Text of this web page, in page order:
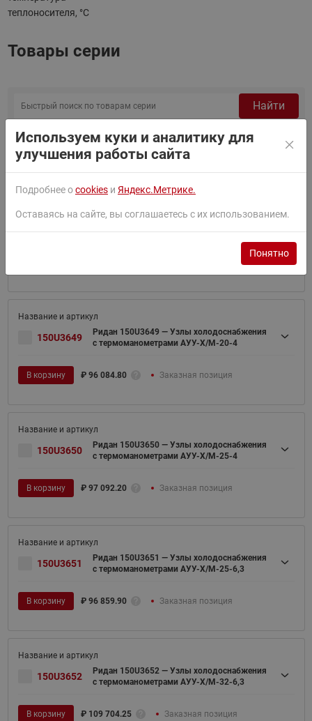
теплоносителя, °C
Товары серии
Найти
Сортировать по:
Ридан 150U3648 — Узлы холодоснабжения
с термоманометрами АУУ-Х/М-20-2,5
150U3649
Ридан 150U3649 — Узлы холодоснабжения
с термоманометрами АУУ-Х/М-20-4
В корзину ₽ 96 084.80 Заказная позиция
150U3650
Ридан 150U3650 — Узлы холодоснабжения
с термоманометрами АУУ-Х/М-25-4
В корзину ₽ 97 092.20 Заказная позиция
150U3651
Ридан 150U3651 — Узлы холодоснабжения
с термоманометрами АУУ-Х/М-25-6,3
В корзину ₽ 96 859.90 Заказная позиция
150U3652
Ридан 150U3652 — Узлы холодоснабжения
с термоманометрами АУУ-Х/М-32-6,3
В корзину ₽ 109 704.25 Заказная позиция
Используем куки и аналитику для
улучшения работы сайта
Подробнее оcookies и Яндекс.Метрике.
Оставаясь на сайте, вы соглашаетесь с их использованием.
Понятно